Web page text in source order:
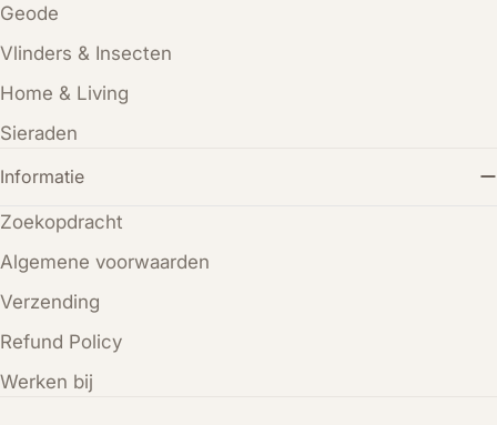
Geode
Vlinders & Insecten
Home & Living
Sieraden
Informatie
Zoekopdracht
Algemene voorwaarden
Verzending
Refund Policy
Werken bij